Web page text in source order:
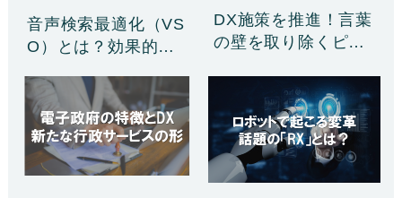
音声検索最適化（VS
O）とは？効果的な
DX施策を推進！言葉
の壁を取り除くピク